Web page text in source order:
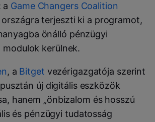
a Game Changers Coalition
terjeszti ki a programot,
önálló pénzügyi
modulok kerülnek.
, a Bitget vezérigazgatója szerint
új digitális eszközök
hanem „önbizalom és hosszú
és pénzügyi tudatosság